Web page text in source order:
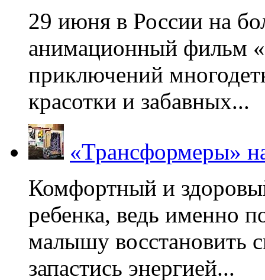
29 июня в России на
анимационный фильм
приключений
красотки и забавных...
«Трансформеры»
Комфортный и
ребенка, ведь именно
малышу восстановить
запастись энергией...